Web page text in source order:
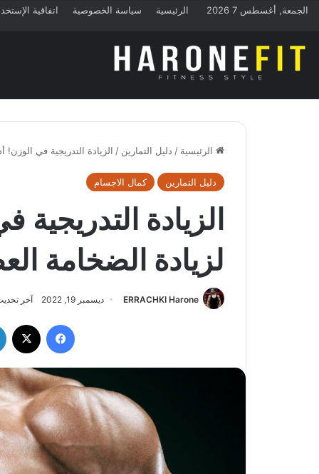
الجمعة, أغسطس 7 2026 الرئيسية سياسة الخصوصية اتفاقية
الرئيسية / دليل التمارين / الزيادة التدريجية في
دليل التمارين كمال الاجسام
الزيادة
لزيادة الضخامة
ERRACHKI Harone ديسمبر 19, 2022 آخر تحديث:
فيسبوك